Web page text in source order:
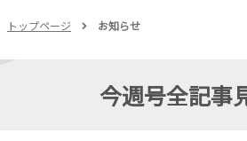
トップページ お知らせ
今週号全記事